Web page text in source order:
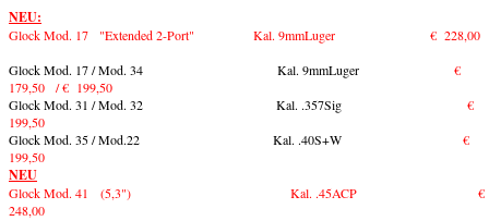
NEU:
Glock Mod. 17 "Extended 2-Port" Kal. 9mmLuger € 228,00
Glock Mod. 17 / Mod. 34 Kal. 9mmLuger
€
179,50 / € 199,50
Glock Mod. 31 / Mod. 32 Kal. .357Sig €
199,50
Glock Mod. 35 / Mod.22 Kal. .40S+W €
199,50
NEU
Glock Mod. 41 (5,3") Kal. .45ACP €
248,00